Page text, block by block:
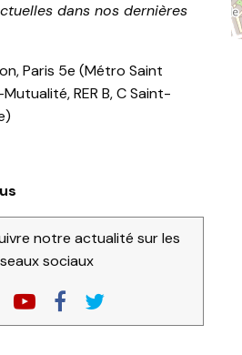
dans nos dernières
Paris 5e (Métro Saint
RER B, C Saint-
notre actualité sur les
sociaux